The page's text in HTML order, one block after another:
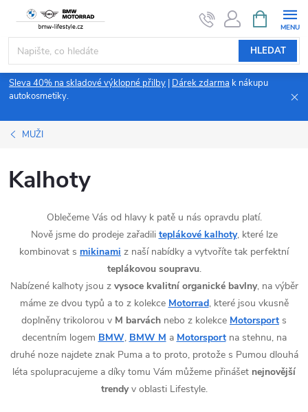
obsah
HLEDAT
NÁKUPNÍ
KOŠÍK
Sleva 40% na skladové výklopné přilby Dárek zdarma k nákupu
autokosmetiky.
MUŽI
Kalhoty
Oblečeme Vás od hlavy k patě u nás opravdu platí.
Nově jsme do prodeje zařadili teplákové kalhoty, které lze
kombinovat s mikinami z naší nabídky a vytvoříte tak perfektní
teplákovou soupravu.
Nabízené kalhoty jsou z vysoce kvalitní organické bavlny, na výběr
máme ze dvou typů a to z kolekce Motorrad, které jsou vkusně
doplněny trikolorou v M barvách nebo z kolekce Motorsport s
decentním logem BMW, BMW M a Motorsportna stehnu, na
druhé noze najdete znak Puma a to proto, protože s Pumou dlouhá
léta spolupracujeme a díky tomu Vám můžeme přinášet nejnovější
trendyv oblasti Lifestyle.